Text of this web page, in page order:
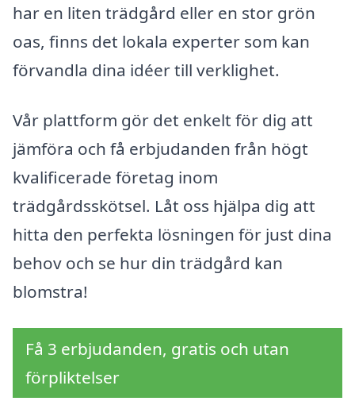
har en liten trädgård eller en stor grön
oas, finns det lokala experter som kan
förvandla dina idéer till verklighet.
Vår plattform gör det enkelt för dig att
jämföra och få erbjudanden från högt
kvalificerade företag inom
trädgårdsskötsel. Låt oss hjälpa dig att
hitta den perfekta lösningen för just dina
behov och se hur din trädgård kan
blomstra!
Få 3 erbjudanden, gratis och utan
förpliktelser